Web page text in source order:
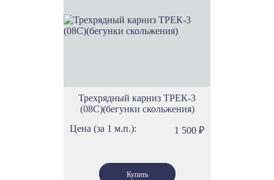
Трехрядный карниз ТРЕК-3
(08С)(бегунки скольжения)
Цена (за 1 м.п.):
1 500 ₽